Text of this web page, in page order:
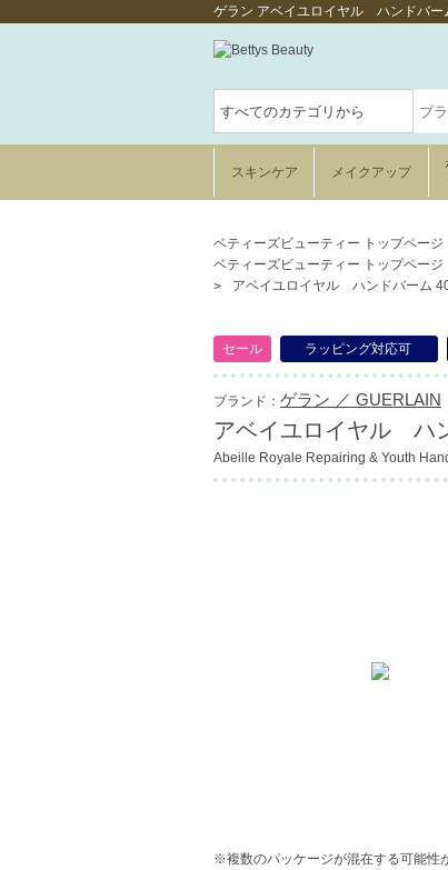
ゲラン アベイユロイヤル ハンドバー
スキンケア メイクアップ
ベティーズビューティー トップページ
ベティーズビューティー トップページ
アベイユロイヤル ハンドバーム
セール ラッピング対応可
ブランド： ゲラン ／ GUERLAIN
アベイユロイヤル ハ
Abeille Royale Repairing & Youth
※複数のパッケージが混在する可能性